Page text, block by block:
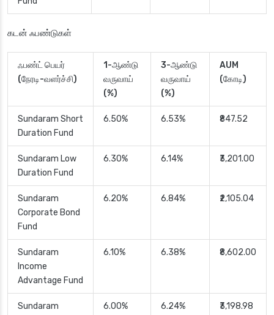
கடன் ஃபண்டுகள்
ஃபண்ட் பெயர்
(நேரடி-வளர்ச்சி)
1-ஆண்டு
வருவாய்
(%)
3-ஆண்டு
வருவாய்
(%)
AUM
(கோடி)
Sundaram Short
Duration Fund
6.50% 6.53% ₹847.52
Sundaram Low
Duration Fund
6.30% 6.14% ₹3,201.00
Sundaram
Corporate Bond
Fund
6.20% 6.84% ₹2,105.04
Sundaram
Income
Advantage Fund
6.10% 6.38% ₹8,602.00
Sundaram 6.00% 6.24% ₹3,198.98